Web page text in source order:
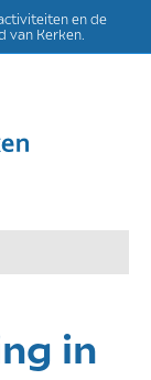
en de
van Kerken.
in